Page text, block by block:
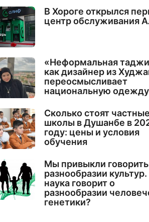
В Хороге открылся
центр обслуживания
«Неформальная
как дизайнер из
переосмысливает
национальную одежду
Сколько стоят частные
школы в Душанбе в
году: цены и условия
обучения
Мы привыкли
разнообразии
наука говорит о
разнообразии
генетики?